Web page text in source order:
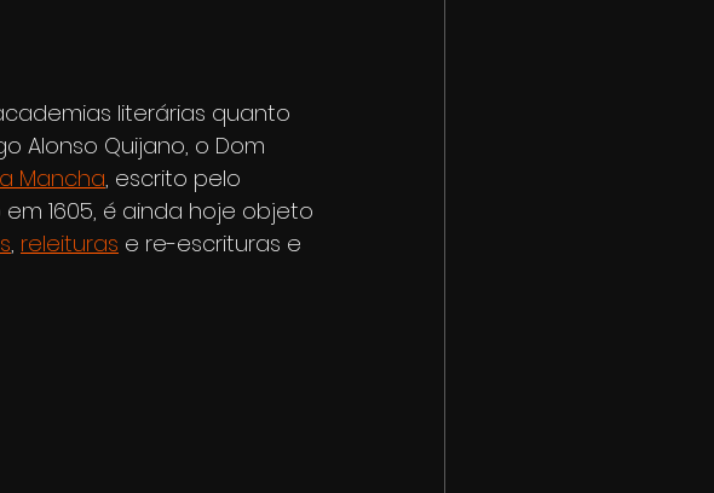
literárias quanto
Alonso Quijano, o Dom
Mancha, escrito pelo
em 1605, é ainda hoje objeto
, releituras e re-escrituras e